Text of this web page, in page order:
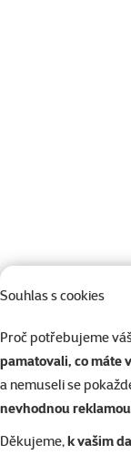
Souhlas s cookies
Proč potřebujeme
pamatovali, co máte
a nemuseli se
nevhodnou reklamou
Děkujeme,k vašim